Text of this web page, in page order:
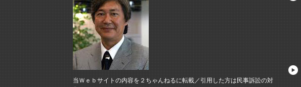
当Ｗｅｂサイトの内容を２ちゃんねるに転載／引用した方は民事訴訟の対